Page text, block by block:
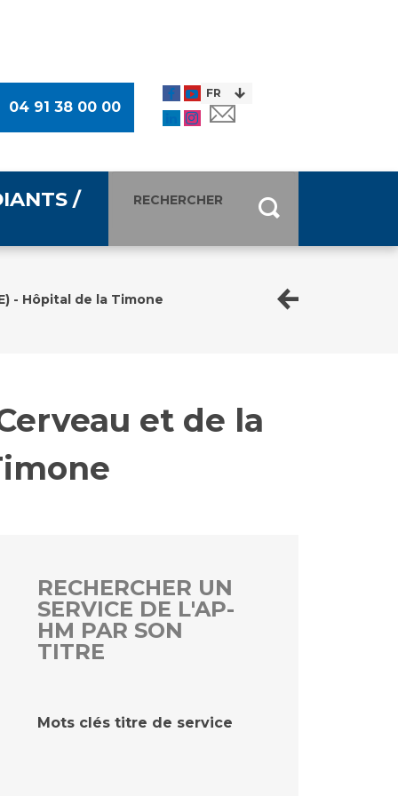
04 91 38 00 00
données
en santé à l’AP-HM
/
- Hôpital de la Timone
et de la
RECHERCHER UN
SERVICE DE L'AP-
HM PAR SON
TITRE
Mots clés titre de service